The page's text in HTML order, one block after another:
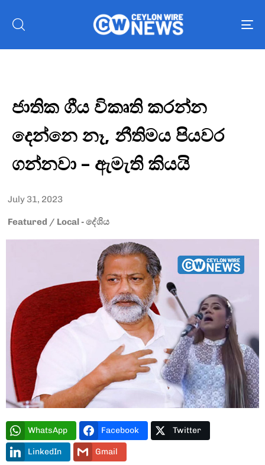
Type and hit enter
ජාතික ගීය විකෘති කරන්න
දෙන්නෙ නෑ, නීතිමය පියවර
ගන්නවා – ඇමැති කියයි
July 31, 2023
Featured / Local - දේශිය
WhatsApp Facebook Twitter
LinkedIn Gmail